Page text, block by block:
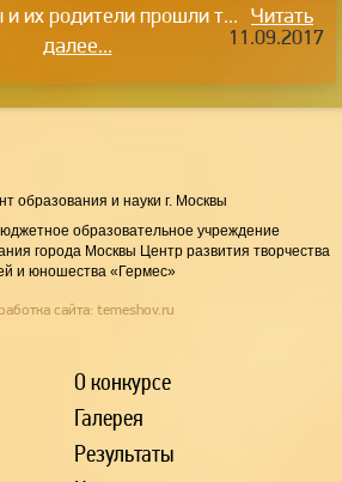
их родители прошли т... Читать
далее...
11.09.2017
образования и науки г. Москвы
образовательное учреждение
города Москвы Центр развития творчества
и юношества «Гермес»
сайта: temeshov.ru
О конкурсе
Галерея
Результаты